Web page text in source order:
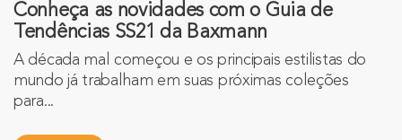
Conheça as novidades com o Guia de
Tendências SS21 da Baxmann
A década mal começou e os principais estilistas do
mundo já trabalham em suas próximas coleções
para...